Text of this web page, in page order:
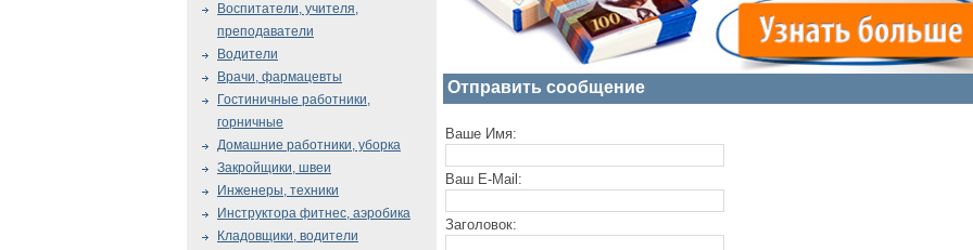
Отправить сообщение
Ваше Имя:
Ваш E-Mail:
Заголовок:
Воспитатели, учителя,
преподаватели
Водители
Врачи, фармацевты
Гостиничные работники,
горничные
Домашние работники, уборка
Закройщики, швеи
Инженеры, техники
Инструктора фитнес, аэробика
Кладовщики, водители